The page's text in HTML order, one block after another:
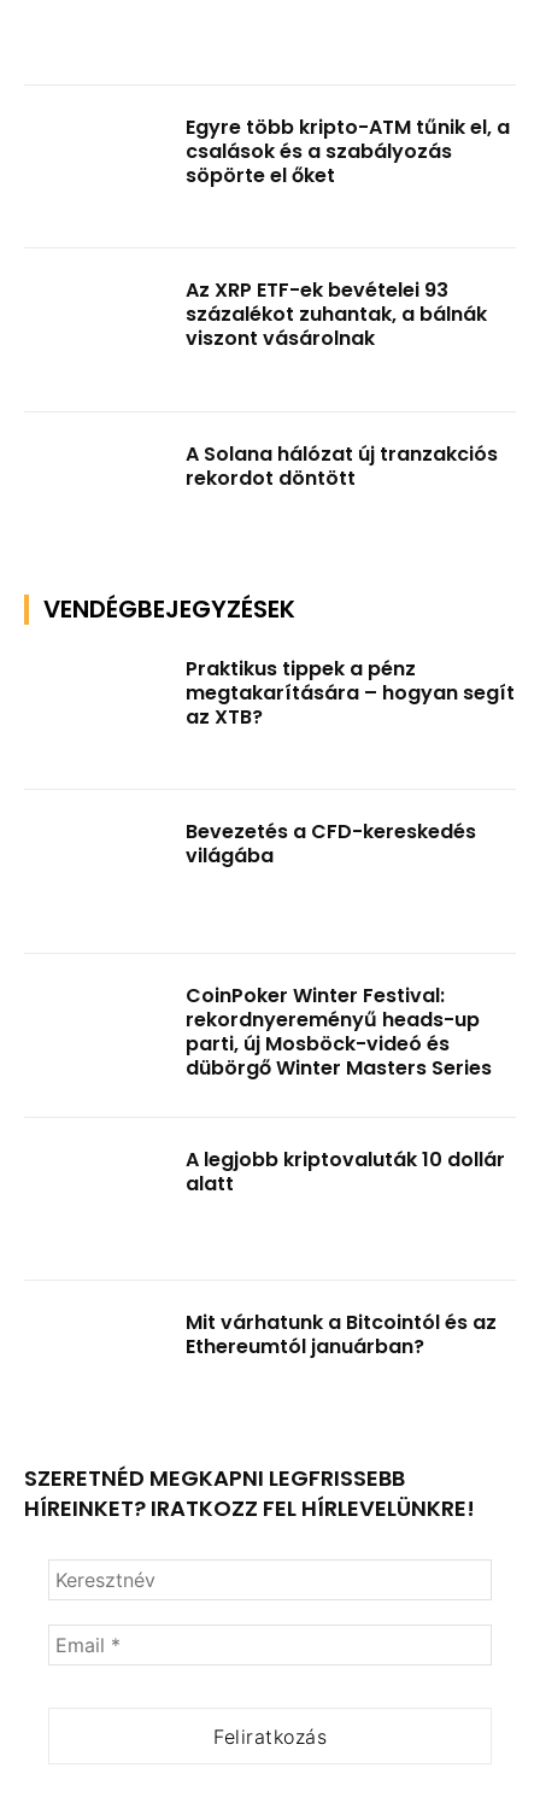
Egyre több kripto-ATM tűnik el, a
csalások és a szabályozás
söpörte el őket
Az XRP ETF-ek bevételei 93
százalékot zuhantak, a bálnák
viszont vásárolnak
A Solana hálózat új tranzakciós
rekordot döntött
VENDÉGBEJEGYZÉSEK
Praktikus tippek a pénz
megtakarítására – hogyan segít
az XTB?
Bevezetés a CFD-kereskedés
világába
CoinPoker Winter Festival:
rekordnyereményű heads-up
parti, új Mosböck-videó és
dübörgő Winter Masters Series
A legjobb kriptovaluták 10 dollár
alatt
Mit várhatunk a Bitcointól és az
Ethereumtól januárban?
SZERETNÉD MEGKAPNI LEGFRISSEBB
HÍREINKET? IRATKOZZ FEL HÍRLEVELÜNKRE!